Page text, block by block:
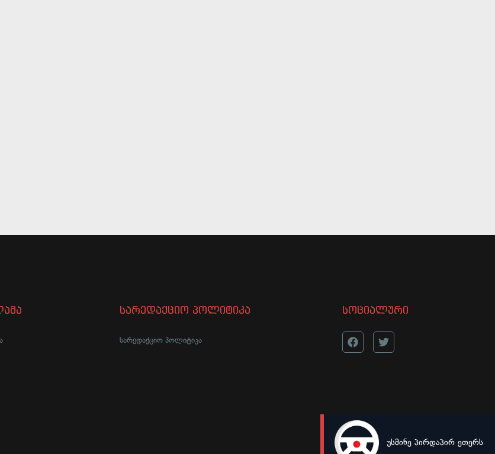
LIVEუსმინე პირდაპირ ეთერს
სარედაქციო პოლიტიკა
სარედაქციო პოლიტიკა
სოციალური